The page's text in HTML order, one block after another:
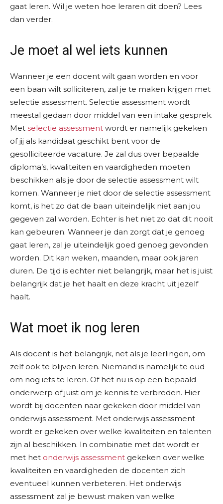
gaat leren. Wil je weten hoe leraren dit doen? Lees
dan verder.
Je moet al wel iets kunnen
Wanneer je een docent wilt gaan worden en voor
een baan wilt solliciteren, zal je te maken krijgen met
selectie assessment. Selectie assessment wordt
meestal gedaan door middel van een intake gesprek.
Met selectie assessment wordt er namelijk gekeken
of jij als kandidaat geschikt bent voor de
gesolliciteerde vacature. Je zal dus over bepaalde
diploma’s, kwaliteiten en vaardigheden moeten
beschikken als je door de selectie assessment wilt
komen. Wanneer je niet door de selectie assessment
komt, is het zo dat de baan uiteindelijk niet aan jou
gegeven zal worden. Echter is het niet zo dat dit nooit
kan gebeuren. Wanneer je dan zorgt dat je genoeg
gaat leren, zal je uiteindelijk goed genoeg gevonden
worden. Dit kan weken, maanden, maar ook jaren
duren. De tijd is echter niet belangrijk, maar het is juist
belangrijk dat je het haalt en deze kracht uit jezelf
haalt.
Wat moet ik nog leren
Als docent is het belangrijk, net als je leerlingen, om
zelf ook te blijven leren. Niemand is namelijk te oud
om nog iets te leren. Of het nu is op een bepaald
onderwerp of juist om je kennis te verbreden. Hier
wordt bij docenten naar gekeken door middel van
onderwijs assessment. Met onderwijs assessment
wordt er gekeken over welke kwaliteiten en talenten
zijn al beschikken. In combinatie met dat wordt er
met het onderwijs assessment gekeken over welke
kwaliteiten en vaardigheden de docenten zich
eventueel kunnen verbeteren. Het onderwijs
assessment zal je bewust maken van welke